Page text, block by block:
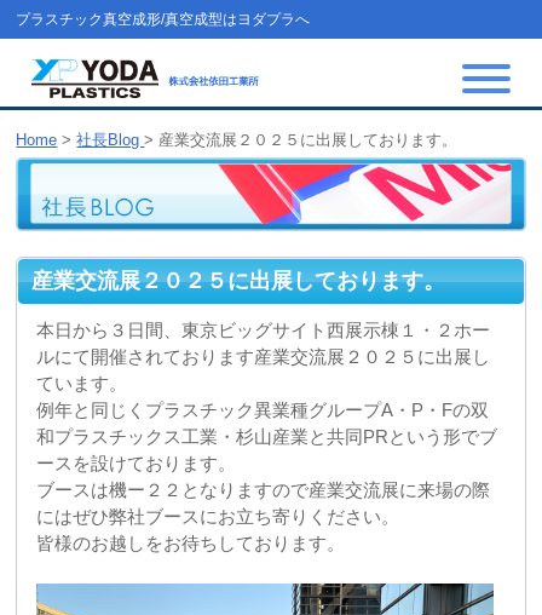
プラスチック真空成形/真空成型はヨダプラへ
Home > 社長Blog > 産業交流展２０２５に出展しております。
産業交流展２０２５に出展しております。
ルにて開催されております産業交流展２０２５に出展し
ています。
例年と同じくプラスチック異業種グループA・P・Fの双
和プラスチックス工業・杉山産業と共同PRという形でブ
ースを設けております。
ブースは機ー２２となりますので産業交流展に来場の際
にはぜひ弊社ブースにお立ち寄りください。
皆様のお越しをお待ちしております。